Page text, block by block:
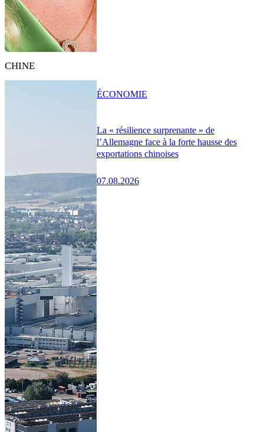
CHINE
La « résilience surprenante » de
l’Allemagne face à la forte hausse des
exportations chinoises
07.08.2026
ÉCONOMIE